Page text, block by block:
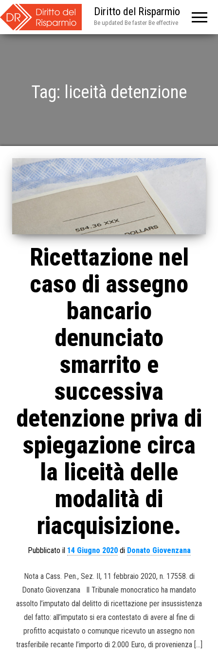
Diritto del Risparmio
Be updated Be faster Be effective
Tag: liceità detenzione
Ricettazione nel
caso di assegno
bancario
denunciato
smarrito e
successiva
detenzione priva di
spiegazione circa
la liceità delle
modalità di
riacquisizione.
Pubblicato il 14 Giugno 2020di Donato Giovenzana
Nota a Cass. Pen., Sez. II, 11 febbraio 2020, n. 17558. di
Donato Giovenzana Il Tribunale monocratico ha mandato
assolto l’imputato dal delitto di ricettazione per insussistenza
del fatto: all’imputato si era contestato di avere al fine di
profitto acquistato o comunque ricevuto un assegno non
trasferibile recante l’importo di 2.000 Euro, di provenienza […]